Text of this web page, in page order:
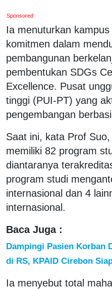
Sponsored
Ia menuturkan
komitmen dalam
pembangunan
pembentukan SDGs
Excellence. Pusat
tinggi (PUI-PT) yang
pengembangan
Saat ini, kata Prof
memiliki 82 program
diantaranya
program studi
internasional dan 4
internasional.
Baca Juga :
Dampingi Pasien Korban
di RS, KPAID Cirebon
Ia menyebut total